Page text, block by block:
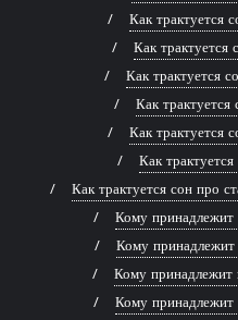
Как трактуется
Как трактуется
Как трактуется
Как трактуется
Как трактуется
Как
Как трактуется сон про
Кому
Кому
Кому
Кому